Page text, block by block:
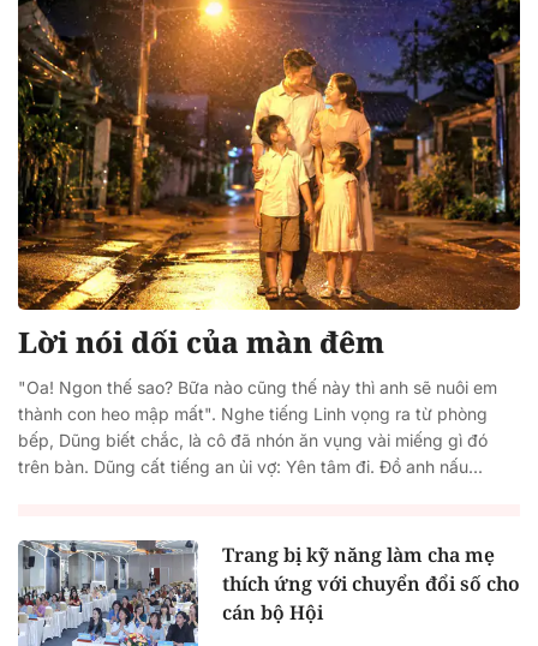
Lời nói dối của màn đêm
"Oa! Ngon thế sao? Bữa nào cũng thế này thì anh sẽ nuôi em
thành con heo mập mất". Nghe tiếng Linh vọng ra từ phòng
bếp, Dũng biết chắc, là cô đã nhón ăn vụng vài miếng gì đó
trên bàn. Dũng cất tiếng an ủi vợ: Yên tâm đi. Đồ anh nấu...
Trang bị kỹ năng làm cha mẹ
thích ứng với chuyển đổi số cho
cán bộ Hội